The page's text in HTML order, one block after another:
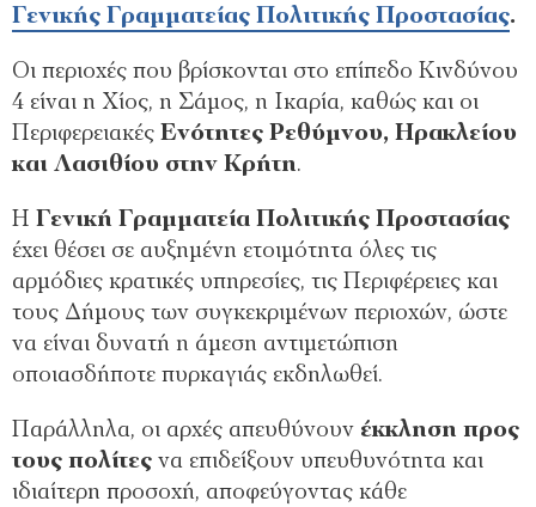
Γενικής Γραμματείας Πολιτικής Προστασίας.
Οι περιοχές που βρίσκονται στο επίπεδο Κινδύνου
4 είναι η Χίος, η Σάμος, η Ικαρία, καθώς και οι
Περιφερειακές Ενότητες Ρεθύμνου, Ηρακλείου
και Λασιθίου στην Κρήτη.
Η Γενική Γραμματεία Πολιτικής Προστασίας
έχει θέσει σε αυξημένη ετοιμότητα όλες τις
αρμόδιες κρατικές υπηρεσίες, τις Περιφέρειες και
τους Δήμους των συγκεκριμένων περιοχών, ώστε
να είναι δυνατή η άμεση αντιμετώπιση
οποιασδήποτε πυρκαγιάς εκδηλωθεί.
Παράλληλα, οι αρχές απευθύνουν έκκληση προς
τους πολίτες να επιδείξουν υπευθυνότητα και
ιδιαίτερη προσοχή, αποφεύγοντας κάθε